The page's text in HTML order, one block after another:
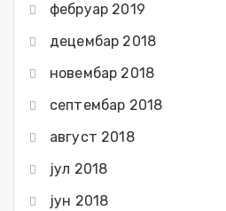
фебруар 2019
децембар 2018
новембар 2018
септембар 2018
август 2018
јул 2018
јун 2018